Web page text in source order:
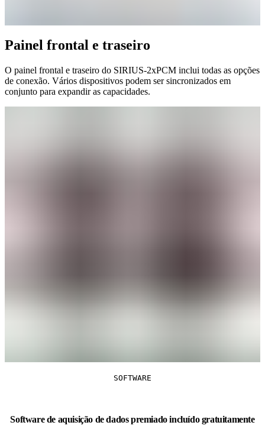
Painel frontal e traseiro
O painel frontal e traseiro do SIRIUS-2xPCM inclui todas as opções
de conexão. Vários dispositivos podem ser sincronizados em
conjunto para expandir as capacidades.
SOFTWARE
Software de aquisição de dados premiado incluído gratuitamente